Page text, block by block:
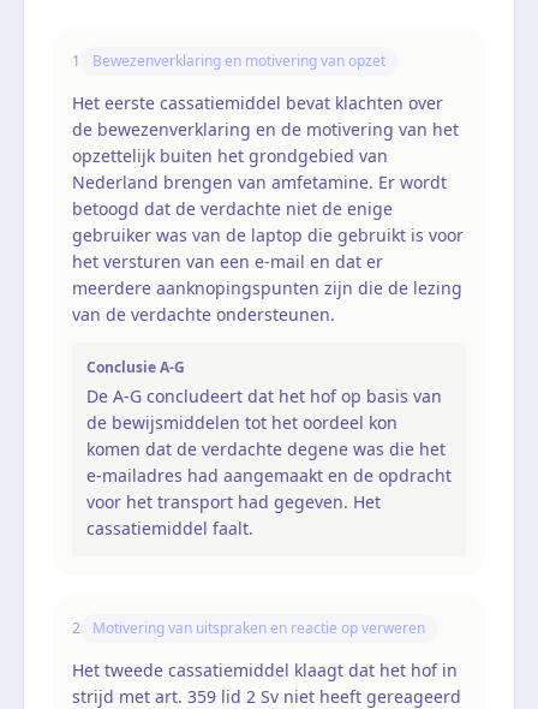
1 Bewezenverklaring en motivering van opzet
Het eerste cassatiemiddel bevat klachten over
de bewezenverklaring en de motivering van het
opzettelijk buiten het grondgebied van
Nederland brengen van amfetamine. Er wordt
betoogd dat de verdachte niet de enige
gebruiker was van de laptop die gebruikt is voor
het versturen van een e-mail en dat er
meerdere aanknopingspunten zijn die de lezing
van de verdachte ondersteunen.
Conclusie A-G
De A-G concludeert dat het hof op basis van
de bewijsmiddelen tot het oordeel kon
komen dat de verdachte degene was die het
e-mailadres had aangemaakt en de opdracht
voor het transport had gegeven. Het
cassatiemiddel faalt.
2 Motivering van uitspraken en reactie op verweren
Het tweede cassatiemiddel klaagt dat het hof in
strijd met art. 359 lid 2 Sv niet heeft gereageerd